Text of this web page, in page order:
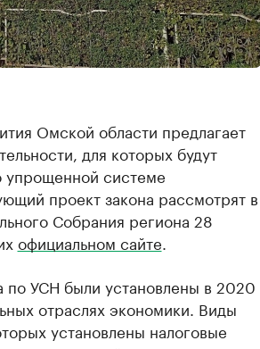
Омской области предлагает
для которых будут
упрощенной системе
проект закона рассмотрят в
Собрания региона 28
официальном сайте
по УСН были установлены в 2020
отраслях экономики. Виды
установлены налоговые